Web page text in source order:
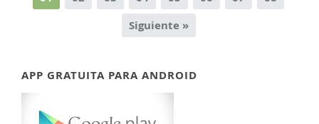
Siguiente »
APP GRATUITA PARA ANDROID